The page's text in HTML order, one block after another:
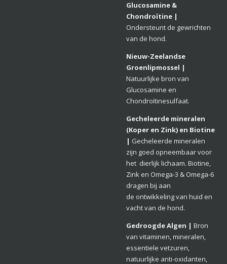
Glucosamine &
Chondroïtine |
Ondersteunt de gewrichten
van de hond.
Nieuw-Zeelandse
Groenlipmossel |
Natuurlijke bron van
Glucosamine en
Chondroïtinesulfaat.
Gecheleerde mineralen
(Koper en Zink) en Biotine
| Gecheleerde mineralen
zijn goed opneembaar voor
het dierlijk lichaam. Biotine,
Zink en Omega-3 & Omega-6
dragen bij aan
de ontwikkeling van huid en
vacht van de hond.
Gedroogde Algen | Bron
van vitaminen, mineralen,
essentiele vetzuren,
natuurlijke anti-oxidanten,